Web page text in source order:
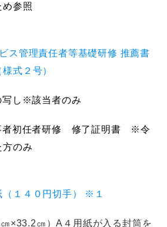
参照
ス管理責任者等基礎研修 推薦書
式２号）
し※該当者のみ
者初任者研修 修了証明書 ※令
方のみ
１４０円切手） ※１
×33.2㎝）A４用紙が入る封筒を